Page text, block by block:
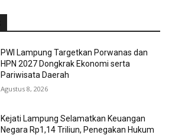
PWI Lampung Targetkan Porwanas dan
HPN 2027 Dongkrak Ekonomi serta
Pariwisata Daerah
Agustus 8, 2026
Kejati Lampung Selamatkan Keuangan
Negara Rp1,14 Triliun, Penegakan Hukum